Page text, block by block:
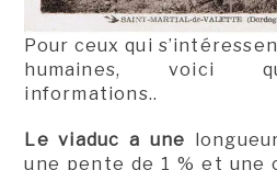
Pour ceux qui
humaines, voici
informations..
Le viaduc a une
une pente de 1 % et une